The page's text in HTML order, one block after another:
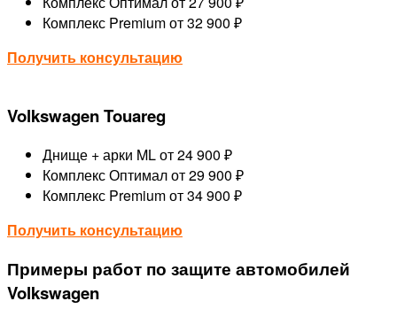
Комплекс Premiumот 32 900 ₽
Получить консультацию
Volkswagen Touareg
Днище + арки MLот 24 900 ₽
Комплекс Оптималот 29 900 ₽
Комплекс Premiumот 34 900 ₽
Получить консультацию
Примеры работ по защите автомобилей
Volkswagen